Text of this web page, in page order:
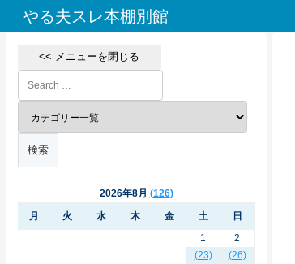
やる夫スレ本棚別館
<< メニューを閉じる
2026年8月
126
月
火 水 木 金 土
日
1
(23)
2
(26)